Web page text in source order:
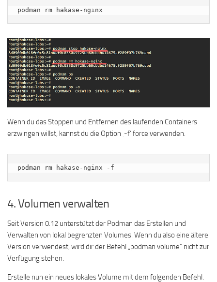
podman rm hakase-nginx
Wenn du das Stoppen und Entfernen des laufenden Containers
erzwingen willst, kannst du die Option ‚-f‘ force verwenden.
podman rm hakase-nginx -f
4. Volumen verwalten
Seit Version 0.12 unterstützt der Podman das Erstellen und
Verwalten von lokal begrenzten Volumes. Wenn du also eine ältere
Version verwendest, wird dir der Befehl „podman volume“ nicht zur
Verfügung stehen.
Erstelle nun ein neues lokales Volume mit dem folgenden Befehl.